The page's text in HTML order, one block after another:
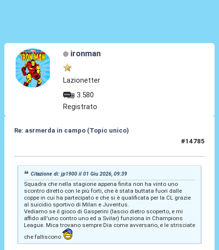
ironman
Lazionetter
3.580
Registrato
Re: asrmerda in campo (Topic unico)
#14785
Citazione di: jp1900 il 01 Giu 2026, 09:39
Squadra che nella stagione appena finita non ha vinto uno
scontro diretto con le più forti, che è stata buttata fuori dalle
coppe in cui ha partecipato e che si è qualificata per la CL grazie
al suicidio sportivo di Milan e Juventus.
Vediamo se il gioco di Gasperini (lascio dietro scoperto, e mi
affido all'uno contro uno ed a Svilar) funziona in Champions
League. Mica trovano sempre Dia come avversario, e le strisciate
che falliscono